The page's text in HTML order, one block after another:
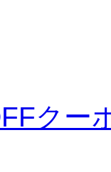
クー